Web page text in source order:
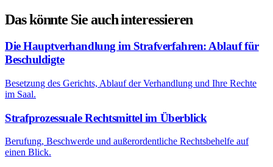
Das könnte Sie auch interessieren
Die Hauptverhandlung im Strafverfahren: Ablauf für
Beschuldigte
Besetzung des Gerichts, Ablauf der Verhandlung und Ihre Rechte
im Saal.
Strafprozessuale Rechtsmittel im Überblick
Berufung, Beschwerde und außerordentliche Rechtsbehelfe auf
einen Blick.